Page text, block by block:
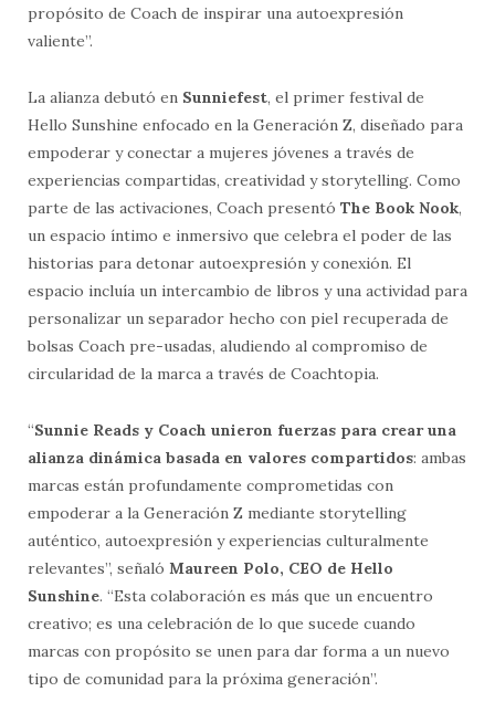
propósito de Coach de inspirar una autoexpresión
valiente”.
La alianza debutó en Sunniefest, el primer festival de
Hello Sunshine enfocado en la Generación Z, diseñado para
empoderar y conectar a mujeres jóvenes a través de
experiencias compartidas, creatividad y storytelling. Como
parte de las activaciones, Coach presentó The Book Nook,
un espacio íntimo e inmersivo que celebra el poder de las
historias para detonar autoexpresión y conexión. El
espacio incluía un intercambio de libros y una actividad para
personalizar un separador hecho con piel recuperada de
bolsas Coach pre-usadas, aludiendo al compromiso de
circularidad de la marca a través de Coachtopia.
“Sunnie Reads y Coach unieron fuerzas para crear una
alianza dinámica basada en valores compartidos: ambas
marcas están profundamente comprometidas con
empoderar a la Generación Z mediante storytelling
auténtico, autoexpresión y experiencias culturalmente
relevantes”, señaló Maureen Polo, CEO de Hello
Sunshine. “Esta colaboración es más que un encuentro
creativo; es una celebración de lo que sucede cuando
marcas con propósito se unen para dar forma a un nuevo
tipo de comunidad para la próxima generación”.